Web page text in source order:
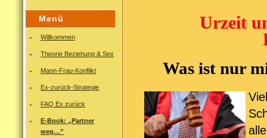
Menü
Willkommen
Theorie Beziehung & Sex
Mann-Frau-Konflikt
Ex-zurück-Strategie
FAQ Ex zurück
E-Book: „Partner
weg…”
Urzeit
Was ist nur